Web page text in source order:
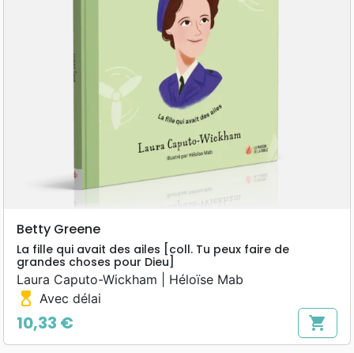
Betty Greene
La fille qui avait des ailes [coll. Tu peux faire de
grandes choses pour Dieu]
Laura Caputo-Wickham | Héloïse Mab
hourglass_top Avec délai
Prix
10,33 € shopping_cart